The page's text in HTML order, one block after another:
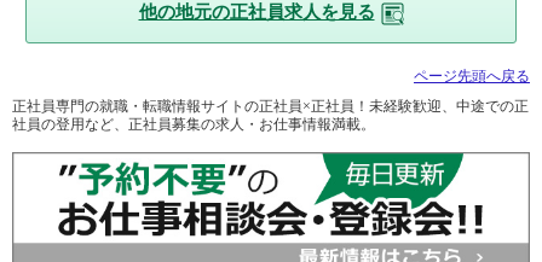
他の地元の正社員求人を見る
ページ先頭へ戻る
正社員専門の就職・転職情報サイトの正社員×正社員！未経験歓迎、中途での正
社員の登用など、正社員募集の求人・お仕事情報満載。